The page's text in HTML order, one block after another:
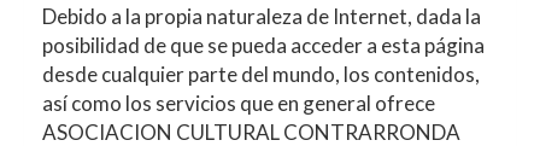
Debido a la propia naturaleza de Internet, dada la
posibilidad de que se pueda acceder a esta página
desde cualquier parte del mundo, los contenidos,
así como los servicios que en general ofrece
ASOCIACION CULTURAL CONTRARRONDA